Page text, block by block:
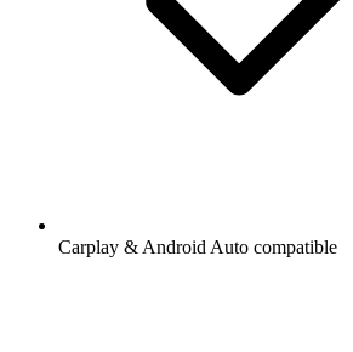
Carplay & Android Auto compatible